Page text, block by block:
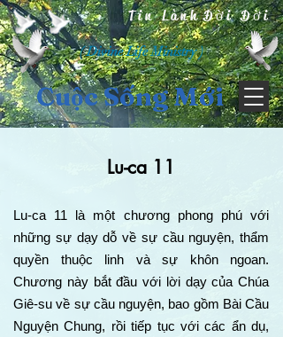
Tin Lành Đời Đời
( Divine Life Ministry )
Cuộc Sống Mới
Lu-ca 11
Lu-ca 11 là một chương phong phú với
những sự dạy dỗ về sự cầu nguyện, thẩm
quyền thuộc linh và sự khôn ngoan.
Chương này bắt đầu với lời dạy của Chúa
Giê-su về sự cầu nguyện, bao gồm Bài Cầu
Nguyện Chung, rồi tiếp tục với các ẩn dụ,